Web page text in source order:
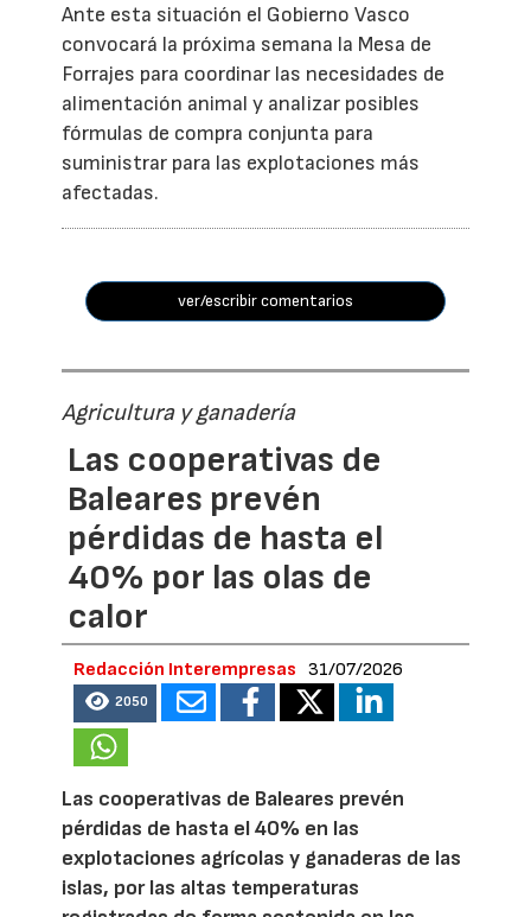
Ante esta situación el Gobierno Vasco
convocará la próxima semana la Mesa de
Forrajes para coordinar las necesidades de
alimentación animal y analizar posibles
fórmulas de compra conjunta para
suministrar para las explotaciones más
afectadas.
ver/escribir comentarios
Agricultura y ganadería
Las cooperativas de
Baleares prevén
pérdidas de hasta el
40% por las olas de
calor
Redacción Interempresas 31/07/2026
2050
Las cooperativas de Baleares prevén
pérdidas de hasta el 40% en las
explotaciones agrícolas y ganaderas de las
islas, por las altas temperaturas